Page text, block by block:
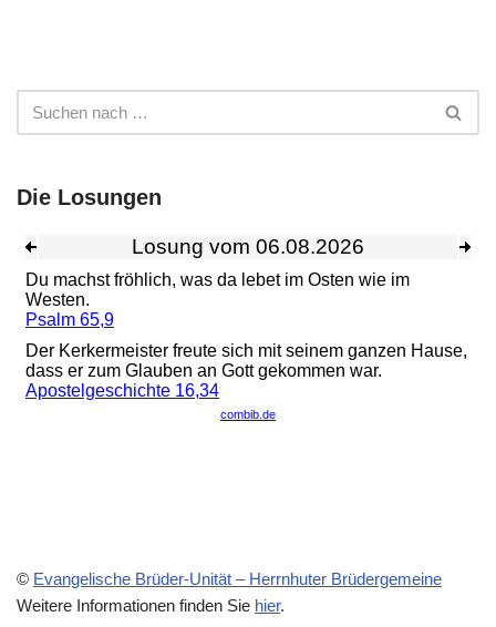
Die Losungen
© Evangelische Brüder-Unität – Herrnhuter Brüdergemeine
Weitere Informationen finden Sie hier.